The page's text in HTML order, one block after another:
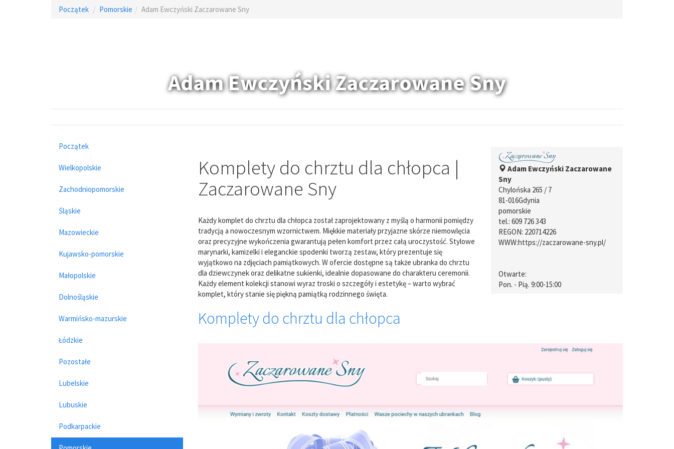
Początek Pomorskie Adam Ewczyński Zaczarowane Sny
Adam Ewczyński Zaczarowane Sny
Początek
Wielkopolskie
Zachodniopomorskie
Śląskie
Mazowieckie
Kujawsko-pomorskie
Małopolskie
Dolnośląskie
Warmińsko-mazurskie
Łódzkie
Pozostałe
Lubelskie
Lubuskie
Podkarpackie
Komplety do chrztu dla chłopca |
Zaczarowane Sny
Każdy komplet do chrztu dla chłopca został zaprojektowany z myślą o harmonii pomiędzy
tradycją a nowoczesnym wzornictwem. Miękkie materiały przyjazne skórze niemowlęcia
oraz precyzyjne wykończenia gwarantują pełen komfort przez całą uroczystość. Stylowe
marynarki, kamizelki i eleganckie spodenki tworzą zestaw, który prezentuje się
wyjątkowo na zdjęciach pamiątkowych. W ofercie dostępne są także ubranka do chrztu
dla dziewczynek oraz delikatne sukienki, idealnie dopasowane do charakteru ceremonii.
Każdy element kolekcji stanowi wyraz troski o szczegóły i estetykę – warto wybrać
komplet, który stanie się piękną pamiątką rodzinnego święta.
Komplety do chrztu dla chłopca
Adam Ewczyński Zaczarowane
Sny
Chylońska 265 / 7
81-016Gdynia
pomorskie
tel.:609 726 343
REGON: 220714226
WWW:https://zaczarowane-sny.pl/
Otwarte:
Pon. - Pią. 9:00-15:00